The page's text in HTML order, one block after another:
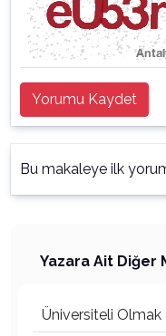
Yorumu Kaydet
Bu makaleye ilk
Yazara Ait Diğer
Üniversiteli Olmak